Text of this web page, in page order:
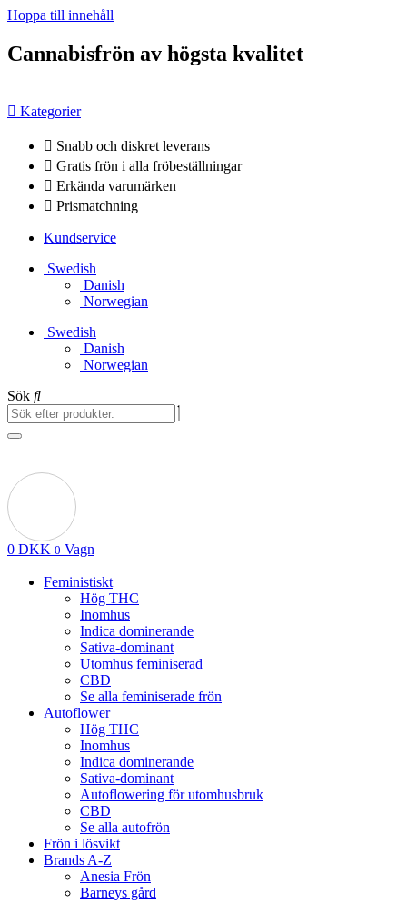
Hoppa till innehåll
Cannabisfrön av högsta kvalitet
Kategorier
Snabb och diskret leverans
Gratis frön i alla fröbeställningar
Erkända varumärken
Prismatchning
Kundservice
Swedish
Danish
Norwegian
Swedish
Danish
Norwegian
Sök
0 DKK 0 Vagn
Feministiskt
Hög THC
Inomhus
Indica dominerande
Sativa-dominant
Utomhus feminiserad
CBD
Se alla feminiserade frön
Autoflower
Hög THC
Inomhus
Indica dominerande
Sativa-dominant
Autoflowering för utomhusbruk
CBD
Se alla autofrön
Frön i lösvikt
Brands A-Z
Anesia Frön
Barneys gård